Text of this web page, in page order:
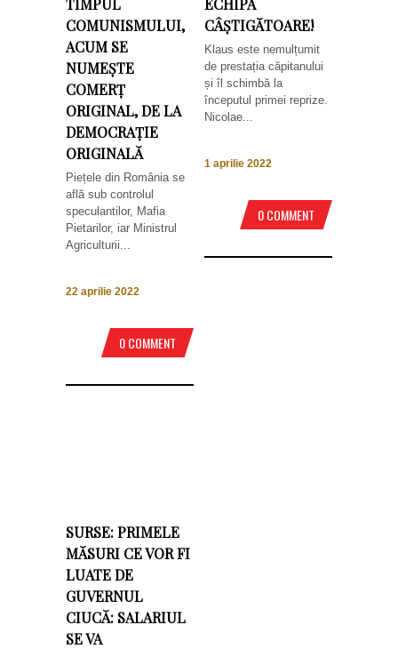
COMUNISMULUI,
ACUM SE
NUMEȘTE
COMERȚ
ORIGINAL, DE LA
DEMOCRAȚIE
ORIGINALĂ
Piețele din România se
află sub controlul
speculantilor, Mafia
Pietarilor, iar Ministrul
Agriculturii...
22 aprilie 2022
0 COMMENT
CÂȘTIGĂTOARE!
Klaus este nemulțumit
de prestația căpitanului
și îl schimbă la
începutul primei reprize.
Nicolae...
1 aprilie 2022
0 COMMENT
SURSE: PRIMELE
MĂSURI CE VOR FI
LUATE DE
GUVERNUL
CIUCĂ: SALARIUL
SE VA